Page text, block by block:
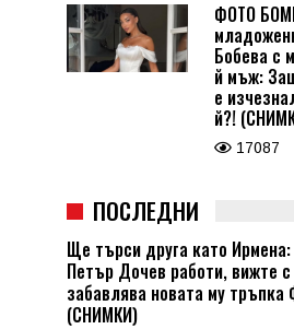
ФОТО
Бобева с
й мъж:
е
й?!
17087
ПОСЛЕДНИ
Ще търси друга като
Петър Дочев работи, вижте с
забавлява новата му тръпка
(СНИМКИ)